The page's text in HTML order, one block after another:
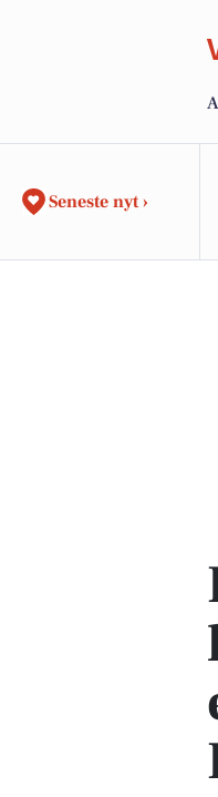
Seneste nyt ›